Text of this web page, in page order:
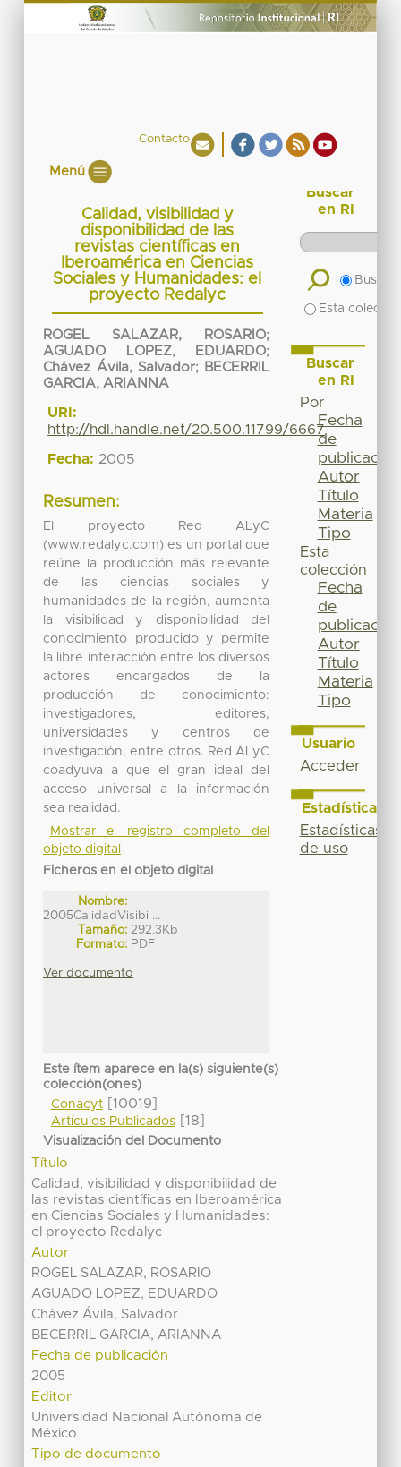
Contacto
Menú
Calidad, visibilidad y
disponibilidad de las
revistas científicas en
Iberoamérica en Ciencias
Sociales y Humanidades: el
proyecto Redalyc
ROGEL SALAZAR, ROSARIO;
AGUADO LOPEZ, EDUARDO;
Chávez Ávila, Salvador; BECERRIL
GARCIA, ARIANNA
URI:
http://hdl.handle.net/20.500.11799/6667
Fecha: 2005
Resumen:
El proyecto Red ALyC
(www.redalyc.com) es un portal que
reúne la producción más relevante
de las ciencias sociales y
humanidades de la región, aumenta
la visibilidad y disponibilidad del
conocimiento producido y permite
la libre interacción entre los diversos
actores encargados de la
producción de conocimiento:
investigadores, editores,
universidades y centros de
investigación, entre otros. Red ALyC
coadyuva a que el gran ideal del
acceso universal a la información
sea realidad.
Mostrar el registro completo del
objeto digital
Ficheros en el objeto digital
Nombre:
2005CalidadVisibi ...
Tamaño: 292.3Kb
Formato: PDF
Ver documento
Este ítem aparece en la(s) siguiente(s)
colección(ones)
Conacyt[10019]
Artículos Publicados[18]
Visualización del Documento
Título
Calidad, visibilidad y disponibilidad de
las revistas científicas en Iberoamérica
en Ciencias Sociales y Humanidades:
el proyecto Redalyc
Autor
ROGEL SALAZAR, ROSARIO
AGUADO LOPEZ, EDUARDO
Chávez Ávila, Salvador
BECERRIL GARCIA, ARIANNA
Fecha de publicación
2005
Editor
Universidad Nacional Autónoma de
México
Tipo de documento
Buscar
en RI
Buscar
Esta
Buscar
en RI
Por
Fecha
de
publicación
Autor
Título
Materia
Tipo
Esta
colección
Fecha
de
publicación
Autor
Título
Materia
Tipo
Usuario
Acceder
Estadísticas
Estadísticas
de uso